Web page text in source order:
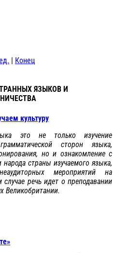
| Конец
ЯЗЫКОВ И
культуру
это не только изучение
сторон языка,
но и ознакомление с
страны изучаемого языка,
мероприятий на
речь идет о преподавании
Великобритании.